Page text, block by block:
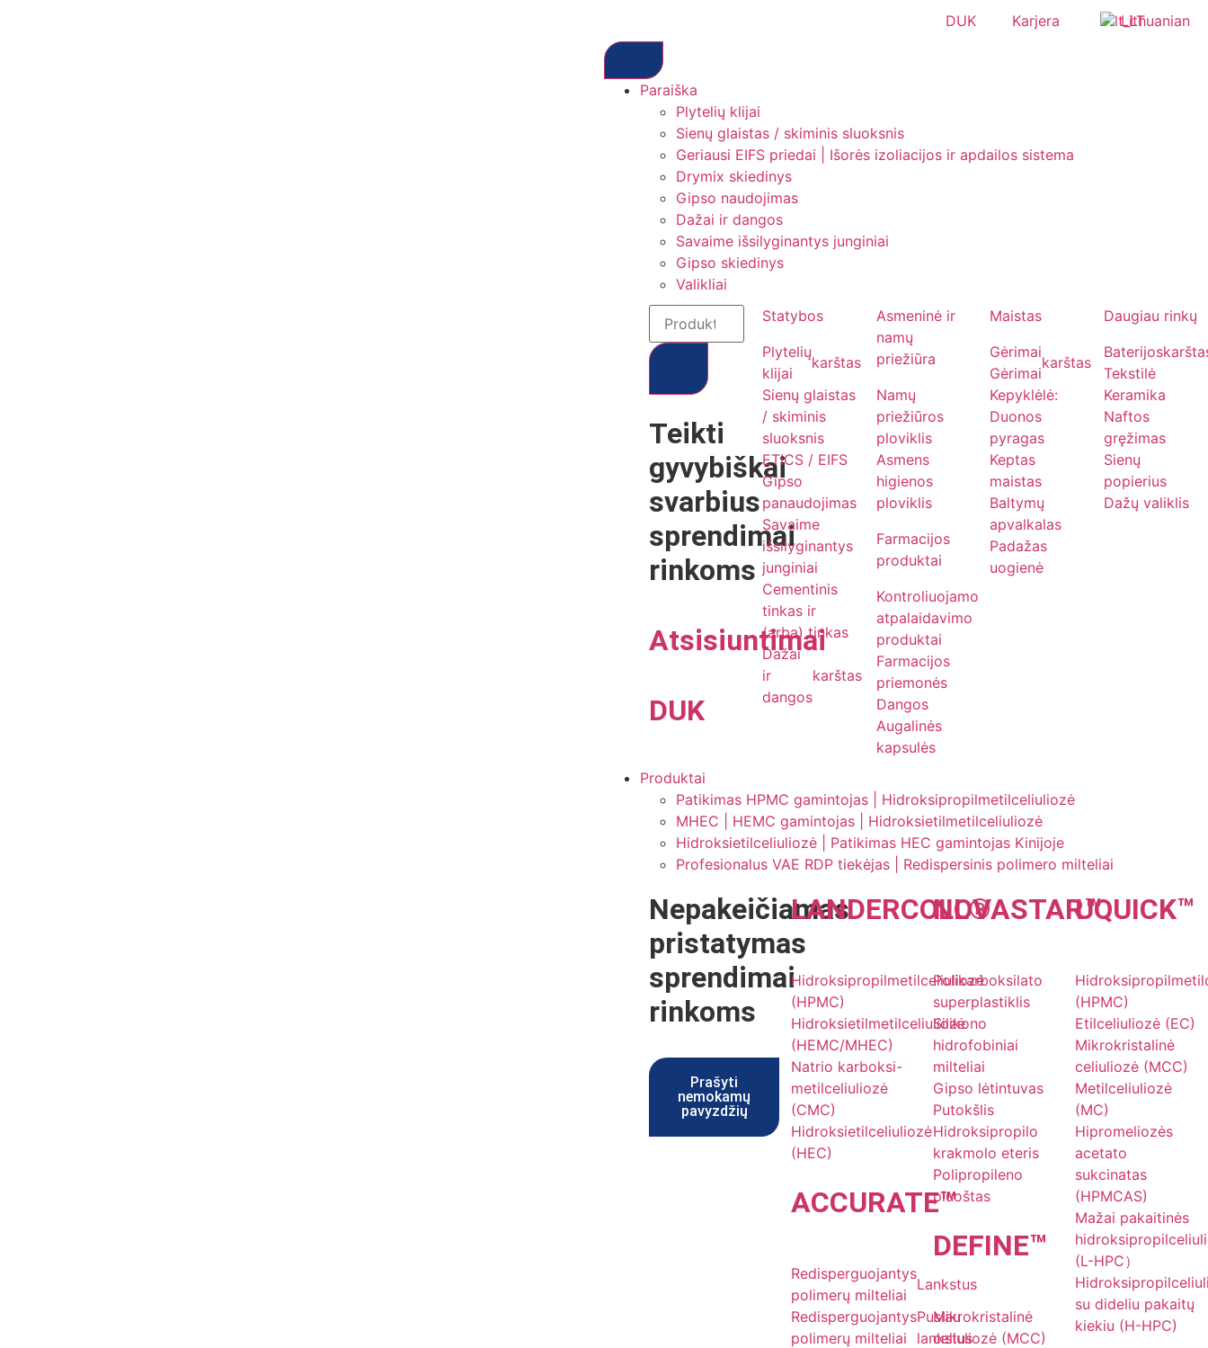
DUK Karjera Lithuanian
Paraiška
Plytelių klijai
Sienų glaistas / skiminis sluoksnis
Geriausi EIFS priedai | Išorės izoliacijos ir apdailos sistema
Drymix skiedinys
Gipso naudojimas
Dažai ir dangos
Savaime išsilyginantys junginiai
Gipso skiedinys
Valikliai
Teikti
gyvybiškai
svarbius
sprendimai
rinkoms
Atsisiuntimai
DUK
Statybos
Plytelių
klijai
karštas
Sienų glaistas
/ skiminis
sluoksnis
ETICS / EIFS
Gipso
panaudojimas
Savaime
išsilyginantys
junginiai
Cementinis
tinkas ir
(arba) tinkas
Dažai
ir
dangos
karštas
Asmeninė ir
namų
priežiūra
Namų
priežiūros
ploviklis
Asmens
higienos
ploviklis
Farmacijos
produktai
Kontroliuojamo
atpalaidavimo
produktai
Farmacijos
priemonės
Dangos
Augalinės
kapsulės
Maistas
Gėrimai
Gėrimai
karštas
Kepyklėlė:
Duonos
pyragas
Keptas
maistas
Baltymų
apvalkalas
Padažas
uogienė
Daugiau rinkų
Baterijos
Tekstilė
Keramika
Naftos
gręžimas
Sienų
popierius
Dažų valiklis
Produktai
Patikimas HPMC gamintojas | Hidroksipropilmetilceliuliozė
MHEC | HEMC gamintojas | Hidroksietilmetilceliuliozė
Hidroksietilceliuliozė | Patikimas HEC gamintojas Kinijoje
Profesionalus VAE RDP tiekėjas | Redispersinis polimero milteliai
Nepakeičiamas
pristatymas
sprendimai
rinkoms
Prašyti
nemokamų
pavyzdžių
LANDERCOLL®
Hidroksipropilmetilceliuliozė
(HPMC)
Hidroksietilmetilceliuliozė
(HEMC/MHEC)
Natrio karboksi-
metilceliuliozė
(CMC)
Hidroksietilceliuliozė
(HEC)
ACCURATE™
Redisperguojantys
polimerų milteliai
Lankstus
Redisperguojantys
polimerų milteliai
Pusiau
lankstus
NOVASTAR™
Polikarboksilato
superplastiklis
Silikono
hidrofobiniai
milteliai
Gipso lėtintuvas
Putokšlis
Hidroksipropilo
krakmolo eteris
Polipropileno
pluoštas
DEFINE™
Mikrokristalinė
celiuliozė (MCC)
UQUICK™
(HPMC)
Etilceliuliozė (EC)
Mikrokristalinė
celiuliozė (MCC)
Metilceliuliozė
(MC)
Hipromeliozės
acetato
sukcinatas
(HPMCAS)
Mažai pakaitinės
(L-HPC）
su dideliu pakaitų
kiekiu (H-HPC)